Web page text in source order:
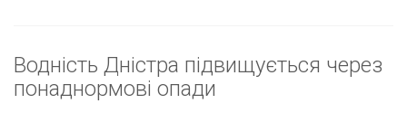
Водність Дністра підвищується через
понаднормові опади